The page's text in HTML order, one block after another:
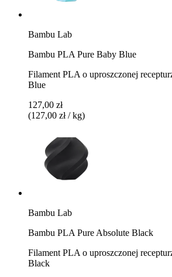
Bambu Lab
Bambu PLA Pure Baby Blue
Filament PLA o uproszczonej
Blue
127,00 zł
(127,00 zł / kg)
Bambu Lab
Bambu PLA Pure Absolute Black
Filament PLA o uproszczonej
Black